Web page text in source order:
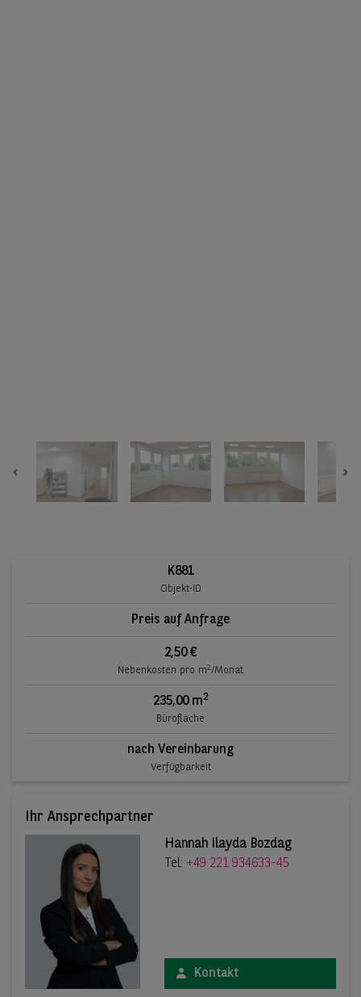
Previous
K881
Objekt-ID
Preis auf Anfrage
2,50 €
Nebenkosten pro m2/Monat
235,00 m2
Bürofläche
nach Vereinbarung
Verfügbarkeit
Ihr Ansprechpartner
Hannah Ilayda Bozdag
Tel: +49 221 934633-45
Kontakt